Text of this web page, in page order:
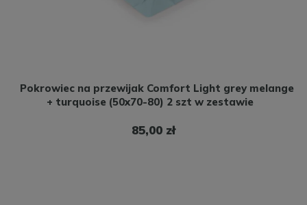
Pokrowiec na przewijak Comfort Light grey melange
+ turquoise (50x70-80) 2 szt w zestawie
85,00 zł